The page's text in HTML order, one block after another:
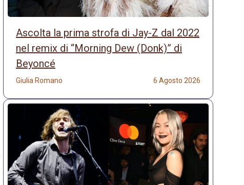
Ascolta la prima strofa di Jay-Z dal 2022
nel remix di “Morning Dew (Donk)” di
Beyoncé
Giulia Romano 6 Agosto 2026